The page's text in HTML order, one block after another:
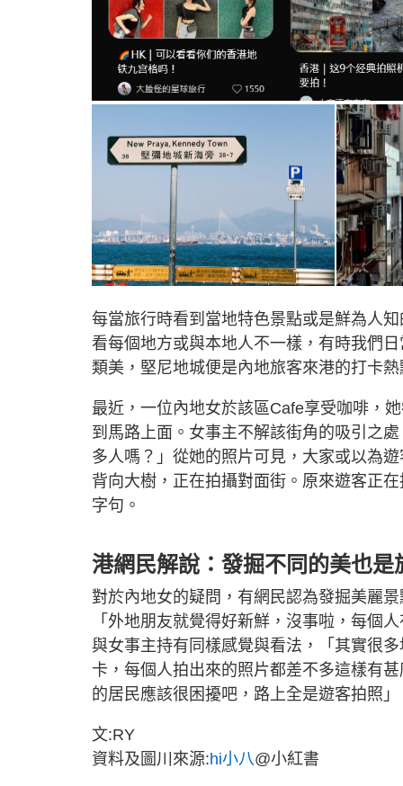
每當旅行時看到當地特色景點或是鮮為人
看每個地方或與本地人不一樣，有時我們
類美，堅尼地城便是內地旅客來港的打卡
最近，一位內地女於該區Cafe享受咖啡，
到馬路上面。女事主不解該街角的吸引之
多人嗎？」從她的照片可見，大家或以為
背向大樹，正在拍攝對面街。原來遊客正
字句。
港網民解說：發掘不同的美也是
對於內地女的疑問，有網民認為發掘美麗
「外地朋友就覺得好新鮮，沒事啦，每個
與女事主持有同樣感覺與看法，「其實很
卡，每個人拍出來的照片都差不多這樣有
的居民應該很困擾吧，路上全是遊客拍照」
文:RY
資料及圖川來源:hi小八@小紅書